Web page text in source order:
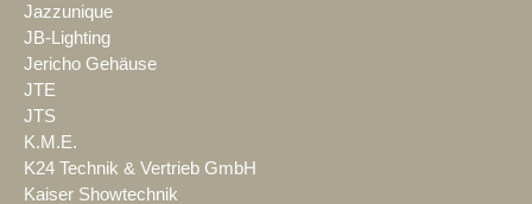
Jazzunique
JB-Lighting
Jericho Gehäuse
JTE
JTS
K.M.E.
K24 Technik & Vertrieb GmbH
Kaiser Showtechnik